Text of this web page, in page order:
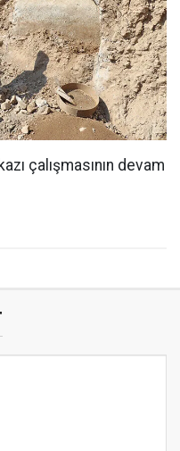
çalışmasının devam